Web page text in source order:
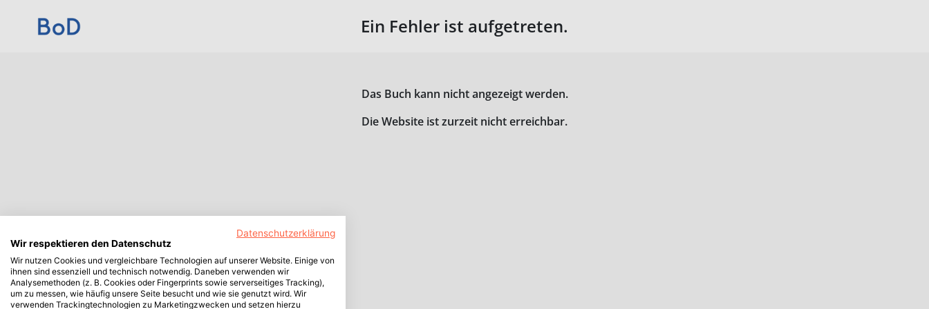
Ein Fehler ist aufgetreten.
Das Buch kann nicht angezeigt werden.
Die Website ist zurzeit nicht erreichbar.
Datenschutzerklärung
Wir respektieren den Datenschutz
Wir nutzen Cookies und vergleichbare Technologien auf unserer Website. Einige von
ihnen sind essenziell und technisch notwendig. Daneben verwenden wir
Analysemethoden (z. B. Cookies oder Fingerprints sowie serverseitiges Tracking),
um zu messen, wie häufig unsere Seite besucht und wie sie genutzt wird. Wir
verwenden Trackingtechnologien zu Marketingzwecken und setzen hierzu